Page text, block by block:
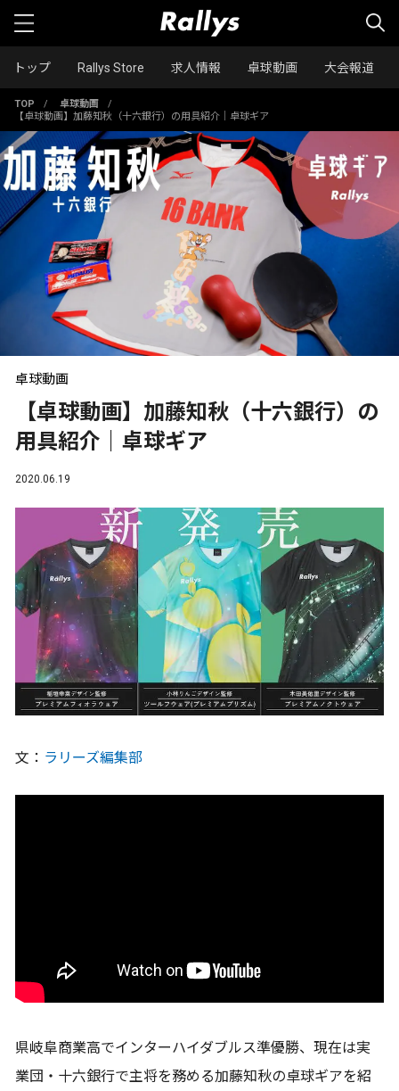
トップ Rallys Store 求人情報 卓球動画 大会報道
TOP / 卓球動画
/
【卓球動画】加藤知秋（十六銀行）の用具紹介｜卓球ギア
卓球動画
【卓球動画】加藤知秋（十六銀行）の
用具紹介｜卓球ギア
2020.06.19
文： ラリーズ編集部
県岐阜商業高でインターハイダブルス準優勝、現在は実
業団・十六銀行で主将を務める加藤知秋の卓球ギアを紹